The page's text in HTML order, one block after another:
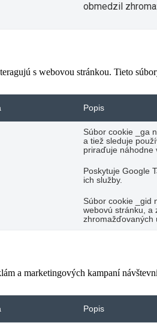
obmedzil
s webovou stránkou. Tieto
Popis
Súbor cookie _ga
a tiež sleduje
priraďuje náhodne
Poskytuje Google
ich služby.
Súbor cookie _gid
webovú stránku, a
zhromažďovaných
a marketingových kampaní
Popis